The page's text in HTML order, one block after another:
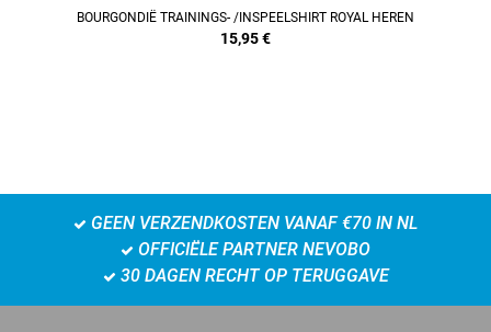
BOURGONDIË TRAININGS- /INSPEELSHIRT ROYAL HEREN
15,95€
GEEN VERZENDKOSTEN VANAF €70 IN NL
OFFICIËLE PARTNER NEVOBO
30 DAGEN RECHT OP TERUGGAVE